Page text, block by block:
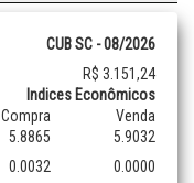
CUB SC - 08/2026
R$ 3.151,24
Indices Econômicos
Compra
Venda
5.8865
5.9032
0.0032
0.0000